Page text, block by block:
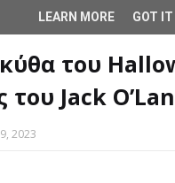
Η κολοκύθα του
του
του Jack
2023
LEARN MORE GOT IT